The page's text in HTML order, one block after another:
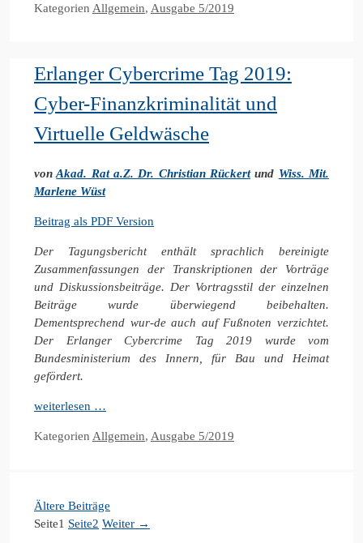
Kategorien Allgemein, Ausgabe 5/2019
Erlanger Cybercrime Tag 2019:
Cyber-Finanzkriminalität und
Virtuelle Geldwäsche
vonAkad. Rat a.Z. Dr. Christian Rückertund Wiss. Mit.
Marlene Wüst
Beitrag als PDF Version
Der Tagungsbericht enthält sprachlich bereinigte
Zusammenfassungen der Transkriptionen der Vorträge
und Diskussionsbeiträge. Der Vortragsstil der einzelnen
Beiträge wurde überwiegend beibehalten.
Dementsprechend wur-de auch auf Fußnoten verzichtet.
Der Erlanger Cybercrime Tag 2019 wurde vom
Bundesministerium des Innern, für Bau und Heimat
gefördert.
weiterlesen …
Kategorien Allgemein, Ausgabe 5/2019
Ältere Beiträge
Seite1 Seite2 Weiter →